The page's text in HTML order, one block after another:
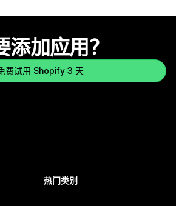
添加应用？
费试用 Shopify 3 天
热门类别